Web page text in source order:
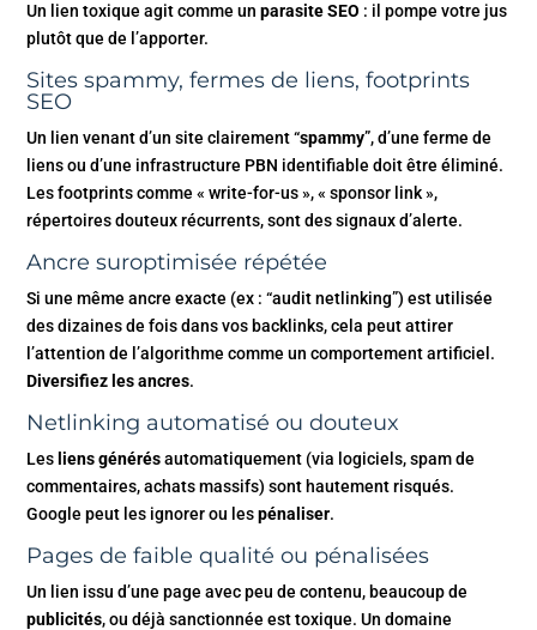
Un lien toxique agit comme unparasite SEO : il pompe votre jus
plutôt que de l’apporter.
Sites spammy, fermes de liens, footprints
SEO
Un lien venant d’un site clairement “spammy”, d’une ferme de
liens ou d’une infrastructure PBN identifiable doit être éliminé.
Les footprints comme « write-for-us », « sponsor link »,
répertoires douteux récurrents, sont des signaux d’alerte.
Ancre suroptimisée répétée
Si une même ancre exacte (ex : “audit netlinking”) est utilisée
des dizaines de fois dans vos backlinks, cela peut attirer
l’attention de l’algorithme comme un comportement artificiel.
Diversifiez les ancres.
Netlinking automatisé ou douteux
Les liens générésautomatiquement (via logiciels, spam de
commentaires, achats massifs) sont hautement risqués.
Google peut les ignorer ou lespénaliser.
Pages de faible qualité ou pénalisées
Un lien issu d’une page avec peu de contenu, beaucoup de
publicités, ou déjà sanctionnée est toxique. Un domaine